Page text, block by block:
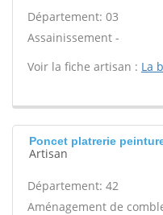
Département: 03
Assainissement -
Voir la fiche artisan : La
Poncet platrerie
Artisan
Département: 42
Aménagement de